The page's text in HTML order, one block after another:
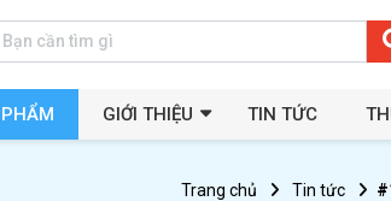
GIỚI THIỆU TIN TỨC
Trang chủ Tin tức